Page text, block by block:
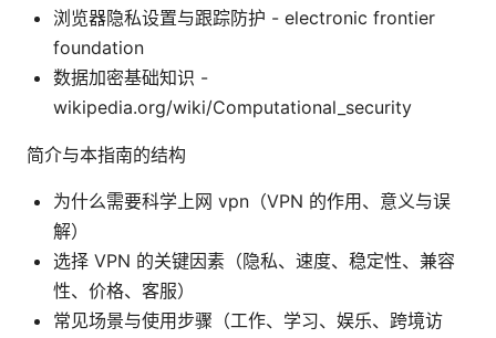
浏览器隐私设置与跟踪防护 - electronic frontier
foundation
数据加密基础知识 -
wikipedia.org/wiki/Computational_security
简介与本指南的结构
为什么需要科学上网 vpn（VPN 的作用、意义与误
解）
选择 VPN 的关键因素（隐私、速度、稳定性、兼容
性、价格、客服）
常见场景与使用步骤（工作、学习、娱乐、跨境访